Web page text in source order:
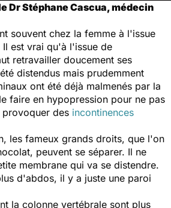
Dr Stéphane Cascua, médecin
souvent chez la femme à l'issue
est vrai qu'à l'issue de
retravailler doucement ses
distendus mais prudemment
ont été déjà malmenés par la
faire en hypopression pour ne pas
provoquer des incontinences
les fameux grands droits, que l'on
peuvent se séparer. Il ne
membrane qui va se distendre.
d'abdos, il y a juste une paroi
la colonne vertébrale sont plus